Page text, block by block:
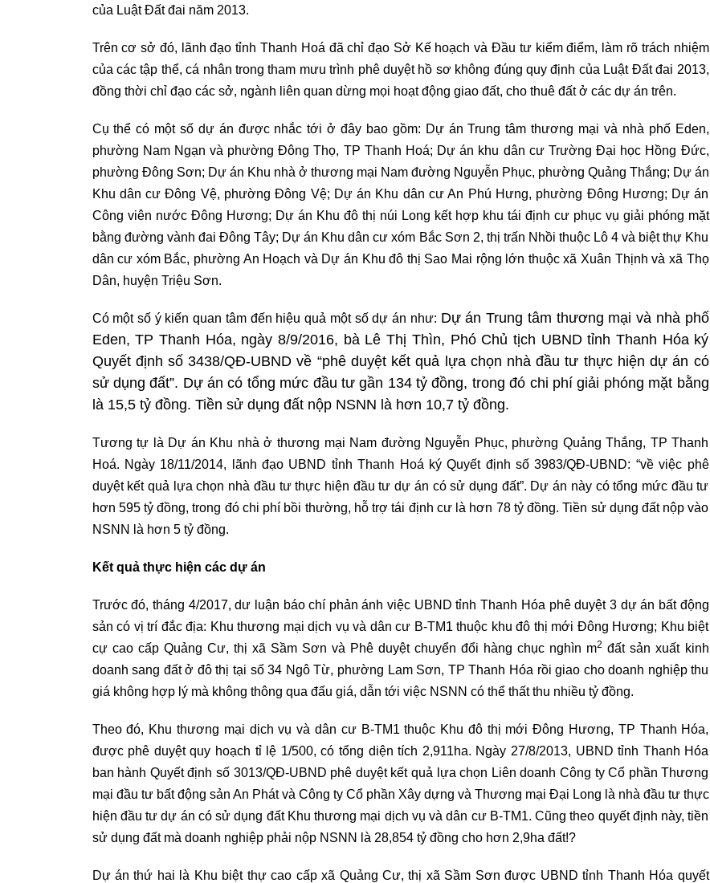
của Luật Đất đai năm 2013.
Trên cơ sở đó, lãnh đạo tỉnh Thanh Hoá đã chỉ đạo Sở Kế hoạch và Đầu tư kiểm điểm, làm rõ trách nhiệm
của các tập thể, cá nhân trong tham mưu trình phê duyệt hồ sơ không đúng quy định của Luật Đất đai 2013,
đồng thời chỉ đạo các sở, ngành liên quan dừng mọi hoạt động giao đất, cho thuê đất ở các dự án trên.
Cụ thể có một số dự án được nhắc tới ở đây bao gồm: Dự án Trung tâm thương mại và nhà phố Eden,
phường Nam Ngạn và phường Đông Thọ, TP Thanh Hoá; Dự án khu dân cư Trường Đại học Hồng Đức,
phường Đông Sơn; Dự án Khu nhà ở thương mại Nam đường Nguyễn Phục, phường Quảng Thắng; Dự án
Khu dân cư Đông Vệ, phường Đông Vệ; Dự án Khu dân cư An Phú Hưng, phường Đông Hương; Dự án
Công viên nước Đông Hương; Dự án Khu đô thị núi Long kết hợp khu tái định cư phục vụ giải phóng mặt
bằng đường vành đai Đông Tây; Dự án Khu dân cư xóm Bắc Sơn 2, thị trấn Nhồi thuộc Lô 4 và biệt thự Khu
dân cư xóm Bắc, phường An Hoạch và Dự án Khu đô thị Sao Mai rộng lớn thuộc xã Xuân Thịnh và xã Thọ
Dân, huyện Triệu Sơn.
Có một số ý kiến quan tâm đến hiệu quả một số dự án như: Dự án Trung tâm thương mại và nhà phố
Eden, TP Thanh Hóa, ngày 8/9/2016, bà Lê Thị Thìn, Phó Chủ tịch UBND tỉnh Thanh Hóa ký
Quyết định số 3438/QĐ-UBND về “phê duyệt kết quả lựa chọn nhà đầu tư thực hiện dự án có
sử dụng đất”. Dự án có tổng mức đầu tư gần 134 tỷ đồng, trong đó chi phí giải phóng mặt bằng
là 15,5 tỷ đồng. Tiền sử dụng đất nộp NSNN là hơn 10,7 tỷ đồng.
Tương tự là Dự án Khu nhà ở thương mại Nam đường Nguyễn Phục, phường Quảng Thắng, TP Thanh
Hoá. Ngày 18/11/2014, lãnh đạo UBND tỉnh Thanh Hoá ký Quyết định số 3983/QĐ-UBND: “về việc phê
duyệt kết quả lựa chọn nhà đầu tư thực hiện đầu tư dự án có sử dụng đất”. Dự án này có tổng mức đầu tư
hơn 595 tỷ đồng, trong đó chi phí bồi thường, hỗ trợ tái định cư là hơn 78 tỷ đồng. Tiền sử dụng đất nộp vào
NSNN là hơn 5 tỷ đồng.
Kết quả thực hiện các dự án
Trước đó, tháng 4/2017, dư luận báo chí phản ánh việc UBND tỉnh Thanh Hóa phê duyệt 3 dự án bất động
sản có vị trí đắc địa: Khu thương mại dịch vụ và dân cư B-TM1 thuộc khu đô thị mới Đông Hương; Khu biệt
cự cao cấp Quảng Cư, thị xã Sầm Sơn và Phê duyệt chuyển đổi hàng chục nghìn m2 đất sản xuất kinh
doanh sang đất ở đô thị tại số 34 Ngô Từ, phường Lam Sơn, TP Thanh Hóa rồi giao cho doanh nghiệp thu
giá không hợp lý mà không thông qua đấu giá, dẫn tới việc NSNN có thể thất thu nhiều tỷ đồng.
Theo đó, Khu thương mại dịch vụ và dân cư B-TM1 thuộc Khu đô thị mới Đông Hương, TP Thanh Hóa,
được phê duyệt quy hoạch tỉ lệ 1/500, có tổng diện tích 2,911ha. Ngày 27/8/2013, UBND tỉnh Thanh Hóa
ban hành Quyết định số 3013/QĐ-UBND phê duyệt kết quả lựa chọn Liên doanh Công ty Cổ phần Thương
mại đầu tư bất động sản An Phát và Công ty Cổ phần Xây dựng và Thương mại Đại Long là nhà đầu tư thực
hiện đầu tư dự án có sử dụng đất Khu thương mại dịch vụ và dân cư B-TM1. Cũng theo quyết định này, tiền
sử dụng đất mà doanh nghiệp phải nộp NSNN là 28,854 tỷ đồng cho hơn 2,9ha đất!?
Dự án thứ hai là Khu biệt thự cao cấp xã Quảng Cư, thị xã Sầm Sơn được UBND tỉnh Thanh Hóa quyết